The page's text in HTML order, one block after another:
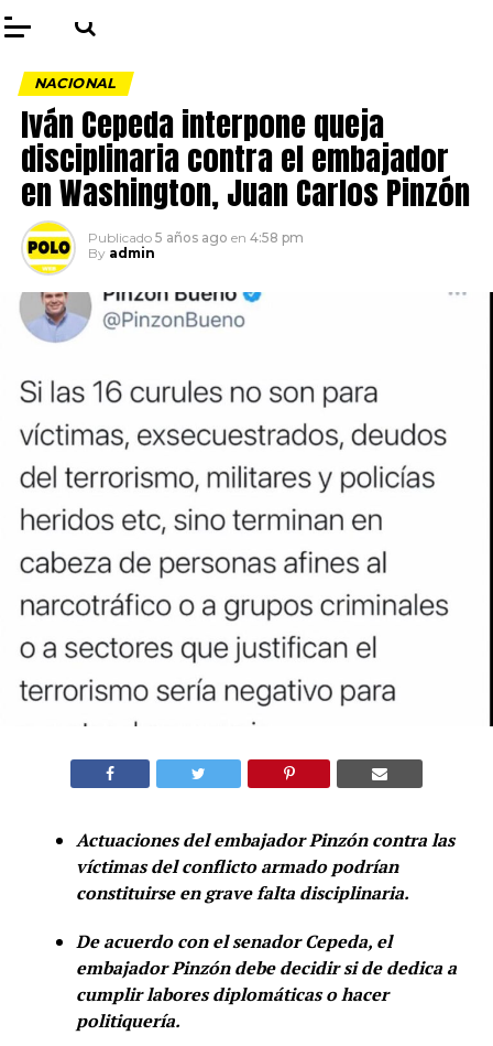
NACIONAL
Iván Cepeda interpone queja
disciplinaria contra el embajador
en Washington, Juan Carlos Pinzón
Publicado 5 años ago en 4:58 pm
By admin
Actuaciones del embajador Pinzón contra las
víctimas del conflicto armado podrían
constituirse en grave falta disciplinaria.
De acuerdo con el senador Cepeda, el
embajador Pinzón debe decidir si de dedica a
cumplir labores diplomáticas o hacer
politiquería.